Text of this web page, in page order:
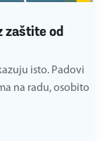
zaštite od
isto. Padovi
na radu, osobito